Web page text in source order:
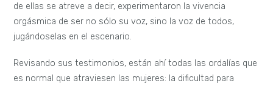
de ellas se atreve a decir, experimentaron la vivencia
orgásmica de ser no sólo su voz, sino la voz de todos,
jugándoselas en el escenario.
Revisando sus testimonios, están ahí todas las ordalías que
es normal que atraviesen las mujeres: la dificultad para